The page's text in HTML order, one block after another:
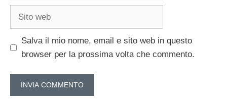
Sito
Salva il mio nome, email e sito web in questo
browser per la prossima volta che commento.